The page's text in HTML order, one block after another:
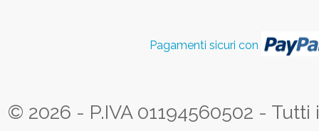
Pagamenti sicuri con
© 2026 - P.IVA 01194560502 -